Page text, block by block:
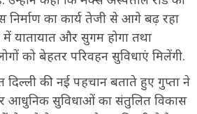
का कार्य तेजी से आगे बढ़ रहा
यातायात और सुगम होगा तथा
को बेहतर परिवहन सुविधाएं मिलेंगी.
दिल्ली की नई पहचान बताते हुए गुप्ता ने
आधुनिक सुविधाओं का संतुलित विकास